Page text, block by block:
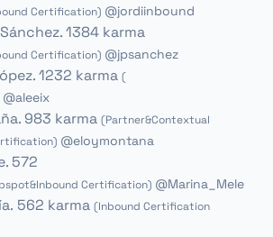
Certification) @jordiinbound
1384 karma
Certification) @jpsanchez
. 1232 karma (
@aleeix
983 karma (Partner&Contextual
) @eloymontana
572
Certification) @Marina_Mele
. 562 karma (Inbound Certification